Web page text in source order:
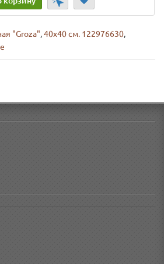
"Groza",40х40 см. 122976630,